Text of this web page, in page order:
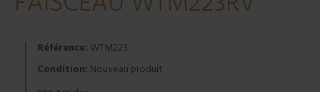
Référence: WTM223
Condition: Nouveau produit